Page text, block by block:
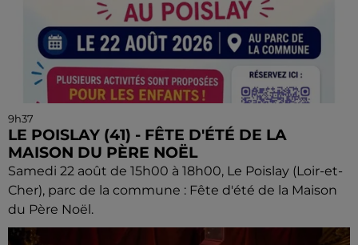
9h37
LE POISLAY (41) - FÊTE D'ÉTÉ DE LA
MAISON DU PÈRE NOËL
Samedi 22 août de 15h00 à 18h00, Le Poislay (Loir-et-
Cher), parc de la commune : Fête d'été de la Maison
du Père Noël.